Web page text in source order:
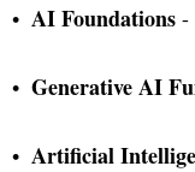
AI Foundations -
Generative AI
Artificial